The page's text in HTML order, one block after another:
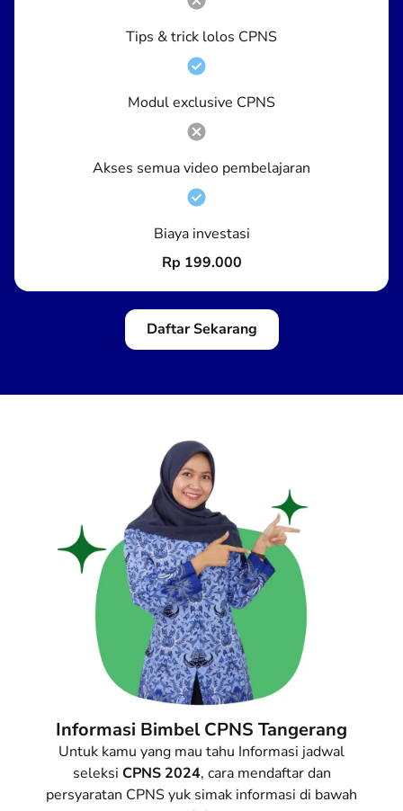
Tips & trick lolos CPNS
Modul exclusive CPNS
Akses semua video pembelajaran
Biaya investasi
Rp 199.000
Daftar Sekarang
Informasi Bimbel CPNS Tangerang
Untuk kamu yang mau tahu Informasi jadwal
seleksi CPNS 2024, cara mendaftar dan
persyaratan CPNS yuk simak informasi di bawah